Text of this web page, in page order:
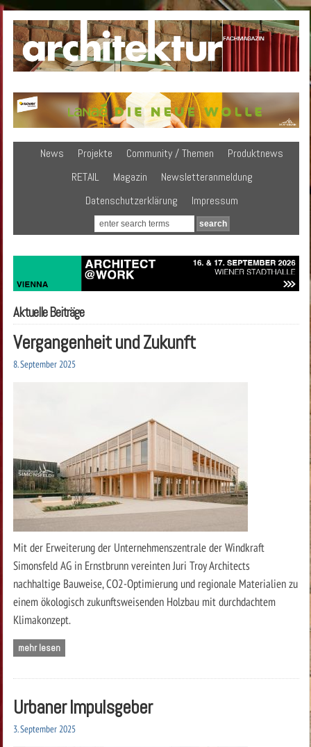
News Projekte Community / Themen
Produktnews
RETAIL
Magazin
Newsletteranmeldung
Datenschutzerklärung
Impressum
Aktuelle Beiträge
Vergangenheit und Zukunft
8. September 2025
Mit der Erweiterung der Unternehmenszentrale der Windkraft
Simonsfeld AG in Ernstbrunn vereinten Juri Troy Architects
nachhaltige Bauweise, CO2-Optimierung und regionale Materialien zu
einem ökologisch zukunftsweisenden Holzbau mit durchdachtem
Klimakonzept.
mehr lesen
Urbaner Impulsgeber
3. September 2025